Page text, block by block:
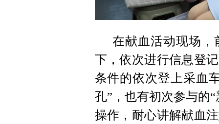
在献血活动现场，
下，依次进行信息登
条件的依次登上采血
孔”，也有初次参与的
操作，耐心讲解献血